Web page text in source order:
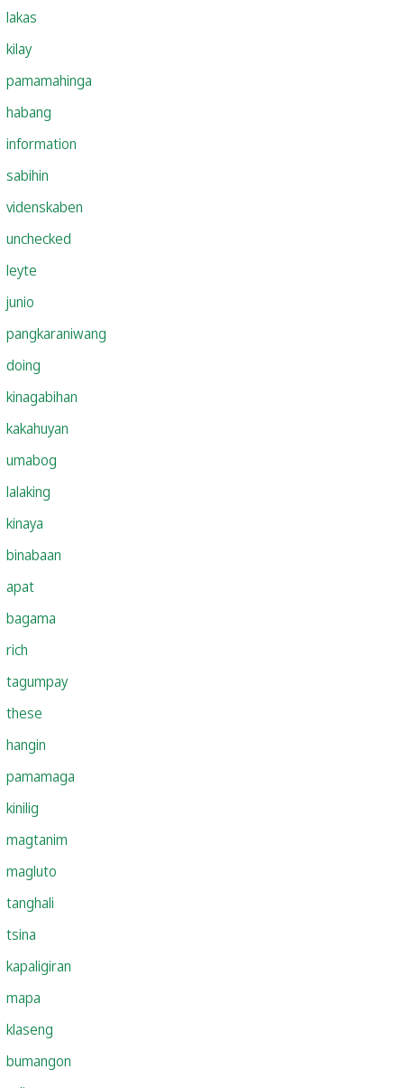
lakas
kilay
pamamahinga
habang
information
sabihin
videnskaben
unchecked
leyte
junio
pangkaraniwang
doing
kinagabihan
kakahuyan
umabog
lalaking
kinaya
binabaan
apat
bagama
rich
tagumpay
these
hangin
pamamaga
kinilig
magtanim
magluto
tanghali
tsina
kapaligiran
mapa
klaseng
bumangon